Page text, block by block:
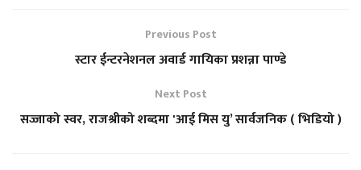
Previous Post
स्टार ईन्टरनेशनल अवार्ड गायिका प्रशन्ना पाण्डे
Next Post
सज्जाको स्वर, राजश्रीको शब्दमा 'आई मिस यु’ सार्वजनिक ( भिडियो )